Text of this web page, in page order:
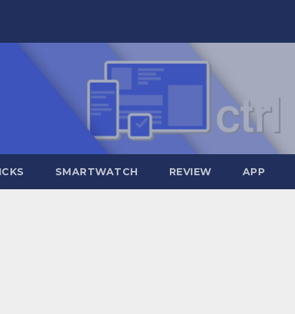
SMARTWATCH REVIEW APP